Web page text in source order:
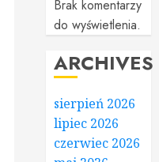
Brak komentarzy
do wyświetlenia.
ARCHIVES
sierpień 2026
lipiec 2026
czerwiec 2026